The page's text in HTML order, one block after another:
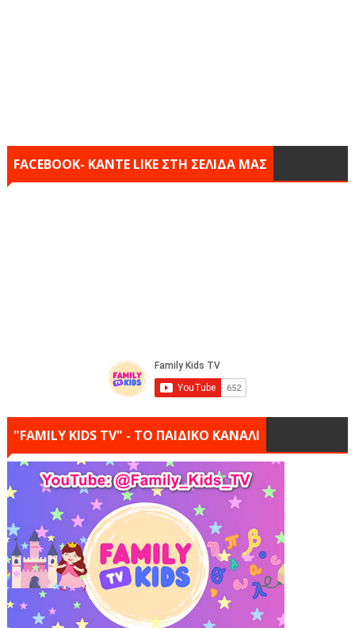
FACEBOOK- KANTE LIKE ΣΤΗ ΣΕΛΙΔΑ ΜΑΣ
"FAMILY KIDS TV" - ΤΟ ΠΑΙΔΙΚΟ ΚΑΝΑΛΙ